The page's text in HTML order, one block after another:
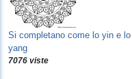
Si completano come lo yin e lo
yang
7076 viste